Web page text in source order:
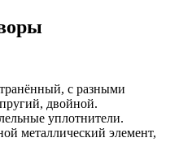
с разными
двойной.
уплотнители.
металлический элемент,